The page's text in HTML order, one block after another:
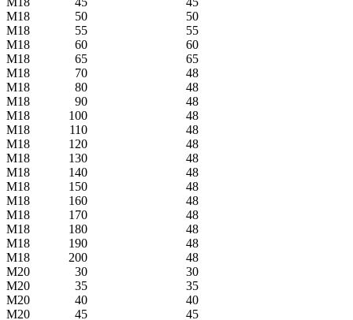
M18
50
50
M18
55
55
M18
60
60
M18
65
65
M18
70
48
M18
80
48
M18
90
48
M18
100
48
M18
110
48
M18
120
48
M18
130
48
M18
140
48
M18
150
48
M18
160
48
M18
170
48
M18
180
48
M18
190
48
M18
200
48
M20
30
30
M20
35
35
M20
40
40
M20
45
45